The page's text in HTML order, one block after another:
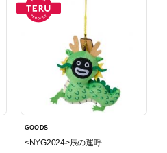
GOODS
<NYG2024>辰の運呼